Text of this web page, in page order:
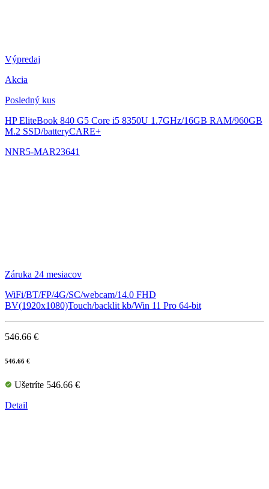
Výpredaj
Akcia
Posledný kus
HP EliteBook 840 G5 Core i5 8350U 1.7GHz/16GB RAM/960GB
M.2 SSD/batteryCARE+
NNR5-MAR23641
Záruka 24 mesiacov
WiFi/BT/FP/4G/SC/webcam/14.0 FHD
BV(1920x1080)Touch/backlit kb/Win 11 Pro 64-bit
546.66 €
546.66 €
Ušetríte 546.66 €
Detail